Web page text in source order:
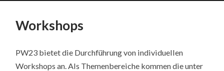
Workshops
PW23 bietet die Durchführung von individuellen
Workshops an. Als Themenbereiche kommen die unter